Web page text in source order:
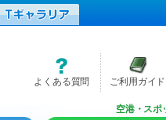
よくある質問 ご利用ガイド
空港・スポ